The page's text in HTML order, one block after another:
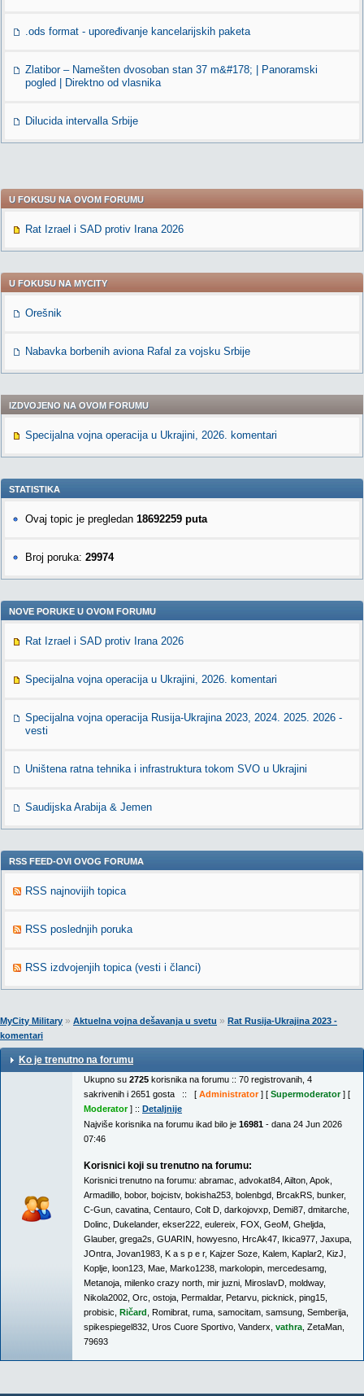
.ods format - upoređivanje kancelarijskih paketa
Zlatibor – Namešten dvosoban stan 37 m&#178; | Panoramski
pogled | Direktno od vlasnika
Dilucida intervalla Srbije
U FOKUSU NA OVOM FORUMU
Rat Izrael i SAD protiv Irana 2026
U FOKUSU NA MYCITY
Orešnik
Nabavka borbenih aviona Rafal za vojsku Srbije
IZDVOJENO NA OVOM FORUMU
Specijalna vojna operacija u Ukrajini, 2026. komentari
STATISTIKA
Ovaj topic je pregledan 18692259 puta
Broj poruka: 29974
NOVE PORUKE U OVOM FORUMU
Rat Izrael i SAD protiv Irana 2026
Specijalna vojna operacija u Ukrajini, 2026. komentari
Specijalna vojna operacija Rusija-Ukrajina 2023, 2024. 2025. 2026 -
vesti
Uništena ratna tehnika i infrastruktura tokom SVO u Ukrajini
Saudijska Arabija & Jemen
RSS FEED-OVI OVOG FORUMA
RSS najnovijih topica
RSS poslednjih poruka
RSS izdvojenjih topica (vesti i članci)
MyCity Military » Aktuelna vojna dešavanja u svetu » Rat Rusija-Ukrajina 2023 -
komentari
Ko je trenutno na forumu
Ukupno su 2725 korisnika na forumu :: 70 registrovanih, 4
sakrivenih i 2651 gosta :: [ Administrator] [ Supermoderator] [
Moderator] :: Detaljnije
Najviše korisnika na forumu ikad bilo je 16981 - dana 24 Jun 2026
07:46
Korisnici koji su trenutno na forumu:
Korisnici trenutno na forumu: abramac advokat84 Ailton Apok
Armadillo bobor, bojcistv, bokisha253 bolenbgd BrcakRS bunker,
C-Gun cavatina Centauro Colt D darkojovxp Demi87 dmitarche
Dolinc Dukelander, ekser222 eulereix FOX GeoM Gheljda
Glauber, grega2s GUARIN howyesno HrcAk47 Ikica977 Jaxupa
JOntra Jovan1983 K a s p e r, Kajzer Soze Kalem Kaplar2 KizJ
Koplje loon123 Mae Marko1238 markolopin mercedesamg
Metanoja milenko crazy north mir juzni MiroslavD moldway,
Nikola2002 Orc ostoja Permaldar, Petarvu picknick ping15
probisic Ričard Romibrat ruma samocitam samsung Semberija
spikespiegel832 Uros Cuore Sportivo Vanderx vathra ZetaMan
79693